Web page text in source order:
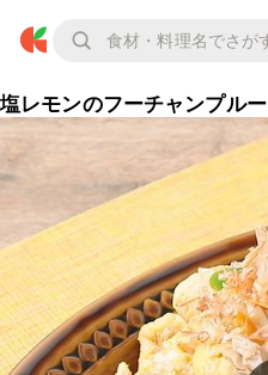
塩レモンのフーチャンプルー